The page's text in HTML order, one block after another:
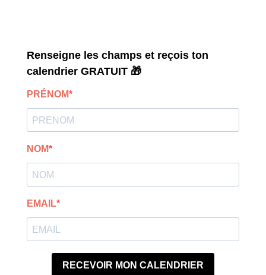
Renseigne les champs et reçois ton
calendrier GRATUIT 🎁
PRÉNOM
NOM
EMAIL
RECEVOIR MON CALENDRIER